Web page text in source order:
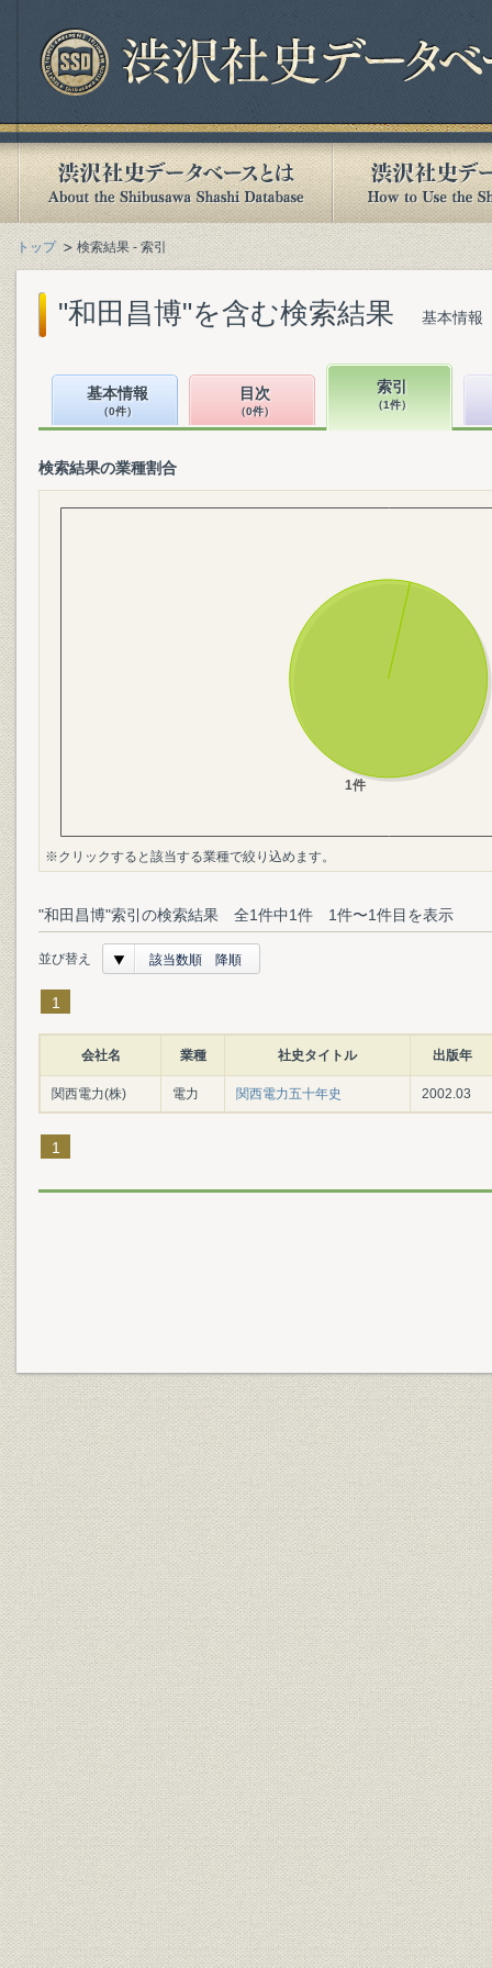
トップ 検索結果 - 索引
"和田昌博"を含む検索結果 基本情報
基本情報
（0件）
目次
（0件）
索引
（1件）
検索結果の業種割合
※クリックすると該当する業種で絞り込めます。
"和田昌博"索引の検索結果 全1件中1件 1件〜1件目を表示
並び替え 該当数順 降順
1
会社名 業種 社史タイトル 出版年
関西電力(株) 電力 関西電力五十年史 2002.03
1